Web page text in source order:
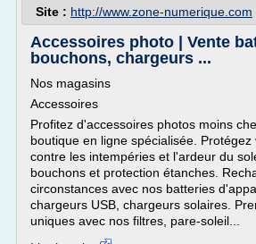
Site : http://www.zone-numerique.com
Accessoires photo | Vente
bouchons, chargeurs ...
Nos magasins
Accessoires
Profitez d'accessoires photos moins
boutique en ligne spécialisée.
contre les intempéries et l'ardeur du
bouchons et protection étanches.
circonstances avec nos batteries
chargeurs USB, chargeurs solaires.
uniques avec nos filtres, pare-soleil...